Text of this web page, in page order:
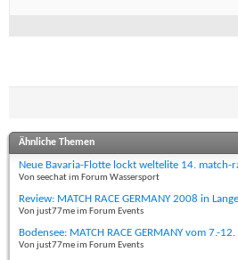
Ähnliche Themen
Neue Bavaria-Flotte lockt weltelite 14.
Von seechat im Forum Wassersport
Review: MATCH RACE GERMANY 2008 in
Von just77me im Forum Events
Bodensee: MATCH RACE GERMANY vom 7.-
Von just77me im Forum Events